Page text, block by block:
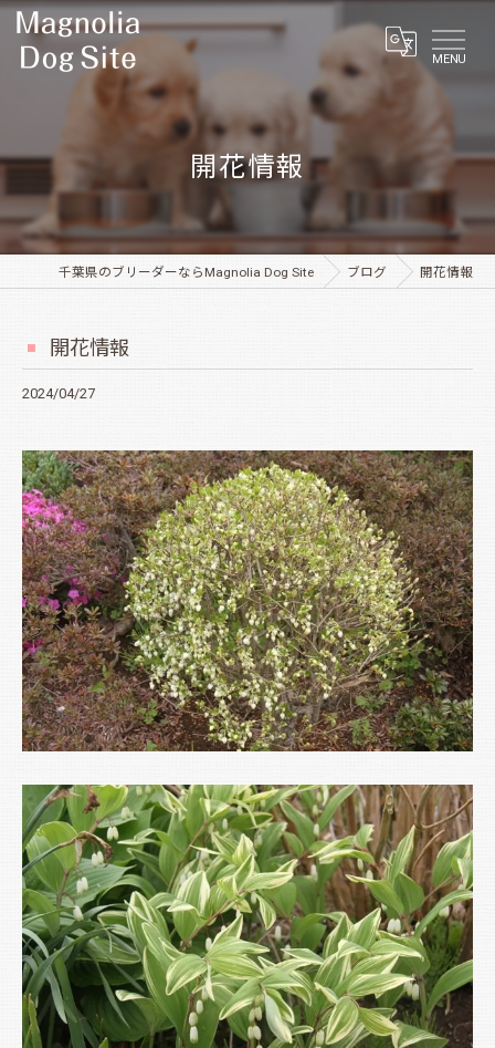
MENU
開花情報
千葉県のブリーダーならMagnolia Dog Site ブログ 開花情報
開花情報
2024/04/27